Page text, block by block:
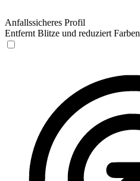
Anfallssicheres Profil
Entfernt Blitze und reduziert Farben